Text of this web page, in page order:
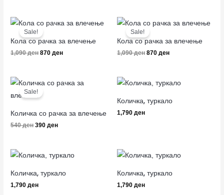
Sale!
Кола со рачка за влечење
1,090ден
Original
price
was:
1,090 ден.
870ден
Current
870 ден.
Sale!
Кола со рачка за влечење
1,090ден
Original
price
was:
1,090 ден.
870 ден
Current
870 ден.
Sale!
Количка со рачка за влечење
540ден
Original
price
was:
390ден
Current
price
Количка, туркало
1,790 ден
Количка, туркало
1,790ден
Количка, туркало
1,790 ден